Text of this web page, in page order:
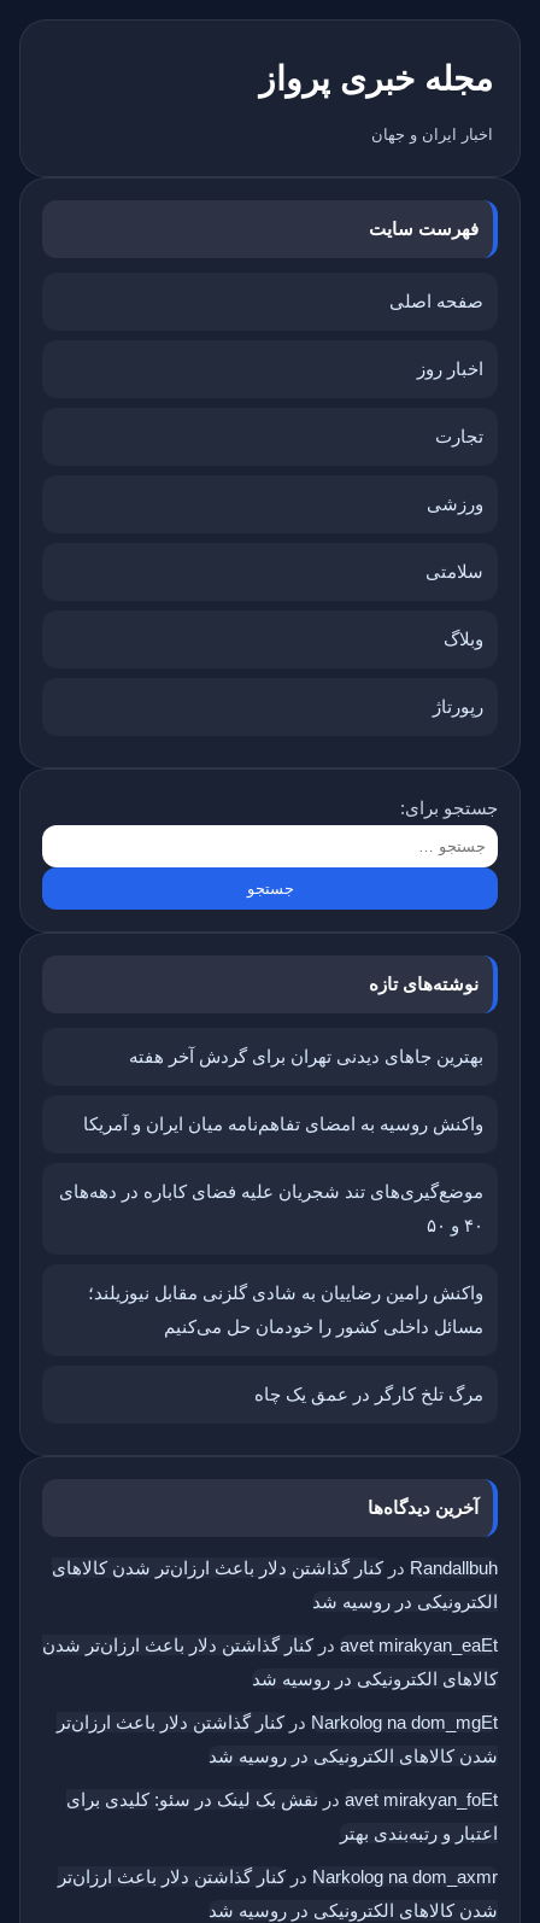
مجله خبری پرواز
اخبار ایران و جهان
فهرست سایت
صفحه اصلی
اخبار روز
تجارت
ورزشی
سلامتی
وبلاگ
رپورتاژ
جستجو برای:
نوشته‌های تازه
بهترین جاهای دیدنی تهران برای گردش آخر هفته
واکنش روسیه به امضای تفاهم‌نامه میان ایران و آمریکا
موضع‌گیری‌های تند شجریان علیه فضای کاباره در دهه‌های
۴۰ و ۵۰
واکنش رامین رضاییان به شادی گلزنی مقابل نیوزیلند؛
مسائل داخلی کشور را خودمان حل می‌کنیم
مرگ تلخ کارگر در عمق یک چاه
آخرین دیدگاه‌ها
Randallbuh درکنار گذاشتن دلار باعث ارزان‌تر شدن کالاهای
الکترونیکی در روسیه شد
avet mirakyan_eaEt درکنار گذاشتن دلار باعث ارزان‌تر شدن
کالاهای الکترونیکی در روسیه شد
Narkolog na dom_mgEt درکنار گذاشتن دلار باعث ارزان‌تر
شدن کالاهای الکترونیکی در روسیه شد
avet mirakyan_foEt در نقش بک‌ لینک در سئو: کلیدی برای
اعتبار و رتبه‌بندی بهتر
Narkolog na dom_axmr درکنار گذاشتن دلار باعث ارزان‌تر
شدن کالاهای الکترونیکی در روسیه شد